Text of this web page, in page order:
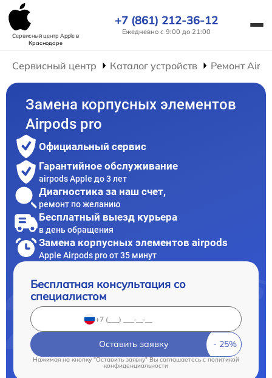
Сервисный центр Appleв
Краснодаре
+7 (861) 212-36-12
Ежедневно с 9:00 до 21:00
Сервисный центр Каталог устройств Ремонт
Замена корпусных элементов
Airpods pro
Официальный сервис
Гарантийное обслуживание
airpods Apple до 3 лет
Диагностика за наш счет,
ремонт по желанию
Бесплатный выезд курьера
в день обращения
Замена корпусных элементов airpods
Apple Airpods pro от 35 минут
Бесплатная консультация со
специалистом
Оставить заявку
Нажимая на кнопку "Оставить заявку" Вы соглашаетесь cполитикой
конфиденциальности